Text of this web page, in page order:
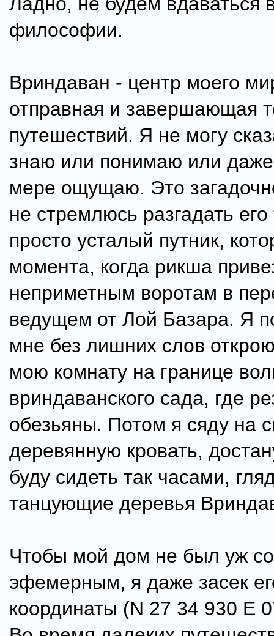
философии.
Вриндаван - центр моего
отправная и завершающая
путешествий. Я не могу
знаю или понимаю или
мере ощущаю. Это
не стремлюсь разгадать
просто усталый путник,
момента, когда рикша
неприметным воротам в
ведущем от Лой Базара. Я
мне без лишних слов
мою комнату на границе
вриндаванского сада, где
обезьяны. Потом я сяду на
деревянную кровать,
буду сидеть так часами,
танцующие деревья
Чтобы мой дом не был уж
эфемерным, я даже засек
координаты (N 27 34 930 E